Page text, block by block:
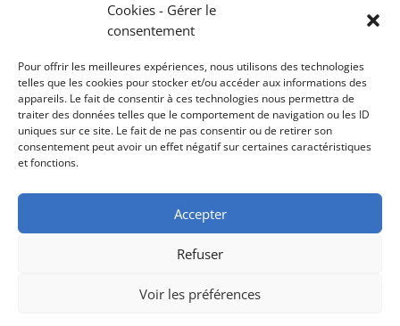
Cookies - Gérer le
consentement
Pour offrir les meilleures expériences, nous utilisons des technologies
telles que les cookies pour stocker et/ou accéder aux informations des
appareils. Le fait de consentir à ces technologies nous permettra de
traiter des données telles que le comportement de navigation ou les ID
uniques sur ce site. Le fait de ne pas consentir ou de retirer son
consentement peut avoir un effet négatif sur certaines caractéristiques
et fonctions.
Accepter
Refuser
Voir les préférences
5003 Saint Marc
 contact@jeremi.be
Copyright © 2024 Jeremi/AiDiDom • Designed by
LemonCom